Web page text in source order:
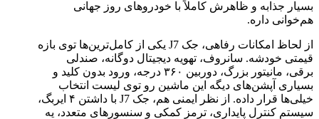
بسیار جذابه و ظاهرش کاملاً با خودروهای روز جهانی
هم‌خوانی داره.
از لحاظ امکانات رفاهی، جک J7 یکی از کامل‌ترین‌ها توی بازه
قیمتی خودشه. سانروف، تهویه دیجیتال دوگانه، صندلی
برقی، مانیتور بزرگ، دوربین ۳۶۰ درجه، ورود بدون کلید و
بسیاری آپشن‌های دیگه این ماشین رو توی لیست انتخاب
خیلی‌ها قرار داده. از نظر ایمنی هم، جک J7 با داشتن ۴ ایربگ،
سیستم کنترل پایداری، ترمز کمکی و سنسورهای متعدد، یه